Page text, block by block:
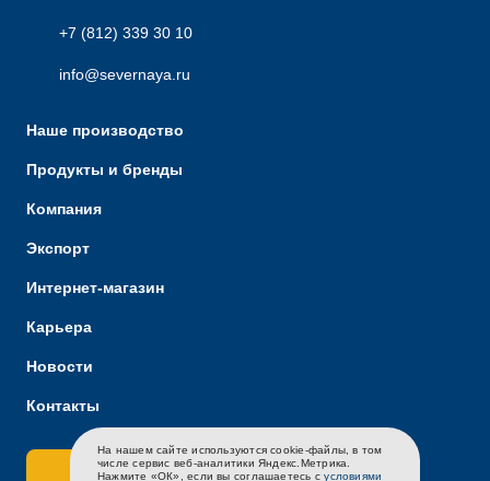
EN CH
+7 (812) 339 30 10
info@severnaya.ru
Наше производство
Продукты и бренды
Компания
Экспорт
Интернет-магазин
Карьера
Новости
Контакты
На нашем сайте используются cookie-файлы, в том
числе сервис веб-аналитики Яндекс.Метрика.
Нажмите «ОК», если вы соглашаетесь сусловиями